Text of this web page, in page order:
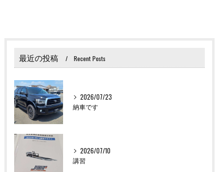
最近の投稿 Recent Posts
2026/07/23
納車です
2026/07/10
講習